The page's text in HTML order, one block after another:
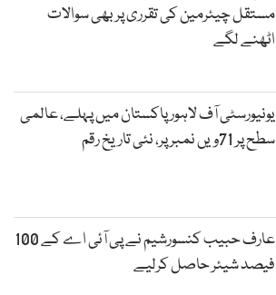
مستقل چیئرمین کی تقرری پر بھی سوالات
اٹھنے لگے
یونیورسٹی آف لاہور پاکستان میں پہلے، عالمی
سطح پر 71ویں نمبر پر، نئی تاریخ رقم
عارف حبیب کنسورشیم نے پی آئی اے کے 100
فیصد شیئر حاصل کرلیے